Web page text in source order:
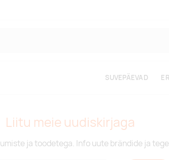
SUVEPÄEVAD
Liitu meie uudiskirjaga
ja toodetega. Info uute brändide ja